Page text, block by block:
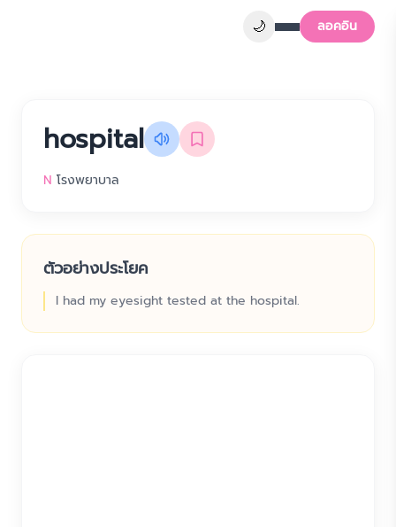
🌙 ลอคอิน
hospital
N โรงพยาบาล
ตัวอย่างประโยค
I had my eyesight tested at the hospital.